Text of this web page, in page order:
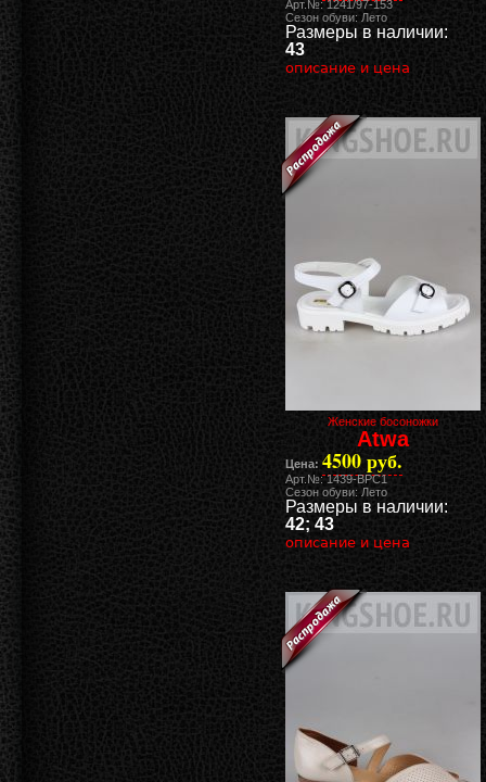
Арт.№: 1241/97-153
Сезон обуви: Лето
Размеры в наличии:
43
описание и цена
Женские босоножки
Atwa
Цена: 4500 руб.
Арт.№: 1439-BPC1
Сезон обуви: Лето
Размеры в наличии:
42; 43
описание и цена